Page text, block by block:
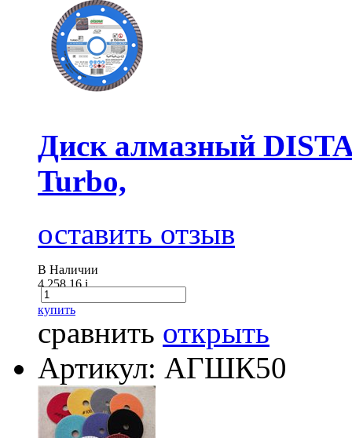
Диск алмазный
Turbo,
оставить отзыв
В Наличии
4 258.16i
купить
сравнить открыть
Артикул: АГШК50